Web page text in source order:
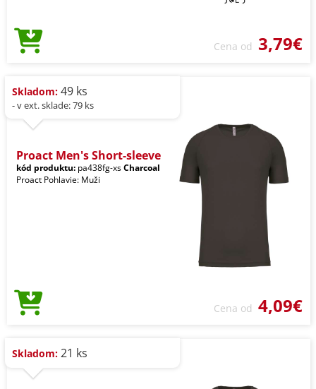
Cena od 3,79€
Skladom: 49 ks
- v ext. sklade: 79 ks
Proact Men's Short-sleeve
kód produktu: pa438fg-xsCharcoal
Proact Pohlavie: Muži
Cena od 4,09€
Skladom: 21 ks